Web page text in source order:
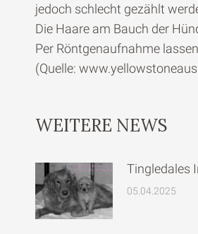
jedoch schlecht gezählt
Die Haare am Bauch der
Per Röntgenaufnahme
(Quelle:
WEITERE NEWS
Tingledales
05.04.2025